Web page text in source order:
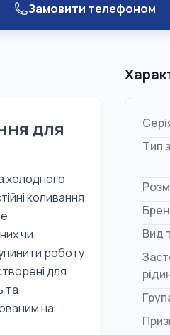
Замовити телефоном
для
холодного
коливання
чи
роботу
для
та
на
Тип
Вид